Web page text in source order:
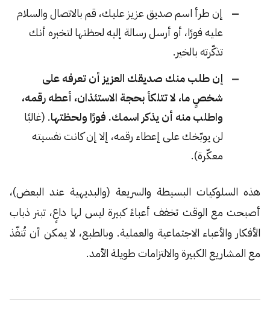
إن طرأ اسم صديق عزيز عليك، قم بالاتصال والسلام
عليه فورًا، أو أرسل رسالة إليه لحظتها لتخبره أنك
تذكّرته بالخير.
إن طلب منك صديقك العزيز أن تعرفه على
شخصٍ ما، لا تتلكأ بحجة الاستئذان، أعطه رقمه،
واطلب منه أن يذكر اسمك. فورًا ولحظتها. (غالبًا
لن يوبّخك على إعطاء رقمه، إلا إن كانت نفسيته
معكّرة).
هذه السلوكيات البسيطة والسريعة (والبديهية عند البعض)،
أصبحت مع الوقت تخفف أعباءً كبيرة ليس لها داعٍ، تبتر ذباب
الأفكار والأعباء الاجتماعية والعملية. وبالطبع، لا يمكن أن تُنفّذ
مع المشاريع الكبيرة والالتزامات طويلة الأمد.